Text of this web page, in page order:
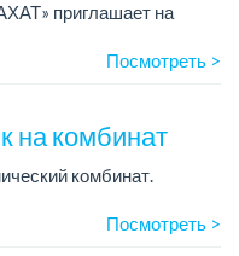
приглашает на
Посмотреть >
на комбинат
комбинат.
образование и
Посмотреть >